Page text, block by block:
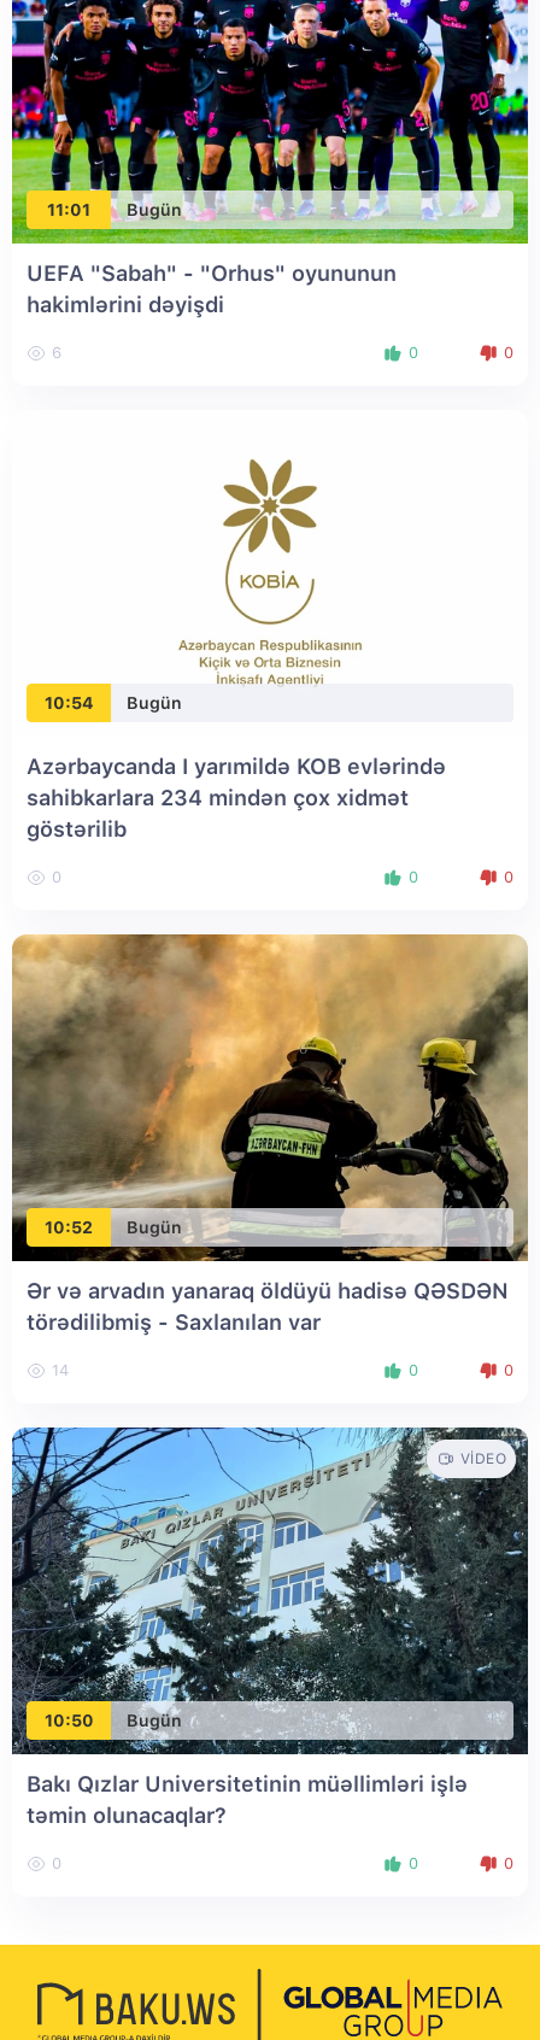
11:01 Bugün
UEFA "Sabah" - "Orhus" oyununun
hakimlərini dəyişdi
6 0 0
10:54 Bugün
Azərbaycanda I yarımildə KOB evlərində
sahibkarlara 234 mindən çox xidmət
göstərilib
0 0 0
10:52 Bugün
Ər və arvadın yanaraq öldüyü hadisə QƏSDƏN
törədilibmiş - Saxlanılan var
14 0 0
10:50 Bugün
VIDEO
Bakı Qızlar Universitetinin müəllimləri işlə
təmin olunacaqlar?
0 0 0